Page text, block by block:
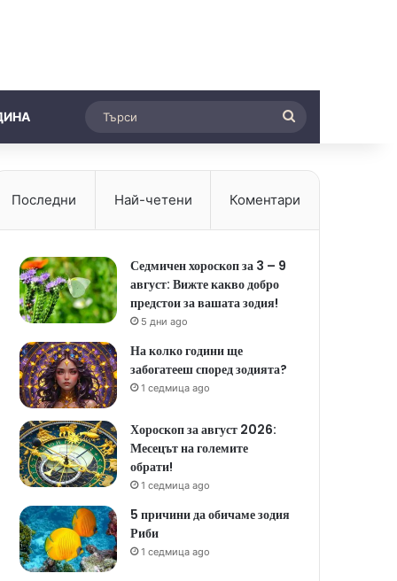
Последни Най-четени Коментари
Седмичен хороскоп за 3 – 9
август: Вижте какво добро
предстои за вашата зодия!
5 дни ago
На колко години ще
забогатееш според зодията?
1 седмица ago
Хороскоп за август 2026:
Месецът на големите
обрати!
1 седмица ago
5 причини да обичаме зодия
Риби
1 седмица ago